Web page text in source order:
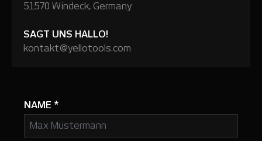
51570 Windeck, Germany
SAGT UNS HALLO!
kontakt@yellotools.com
NAME *